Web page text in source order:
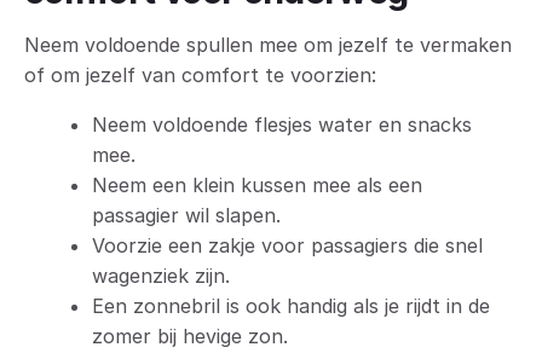
Neem voldoende spullen mee om jezelf te vermaken
of om jezelf van comfort te voorzien:
Neem voldoende flesjes water en snacks
mee.
Neem een klein kussen mee als een
passagier wil slapen.
Voorzie een zakje voor passagiers die snel
wagenziek zijn.
Een zonnebril is ook handig als je rijdt in de
zomer bij hevige zon.